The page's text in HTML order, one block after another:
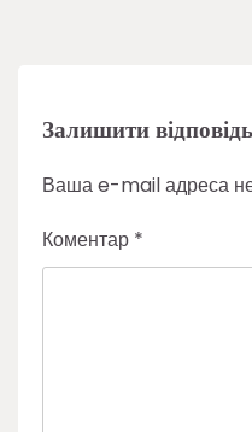
Залишити відповідь
Ваша e-mail адреса
Коментар *